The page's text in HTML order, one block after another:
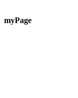
myPage